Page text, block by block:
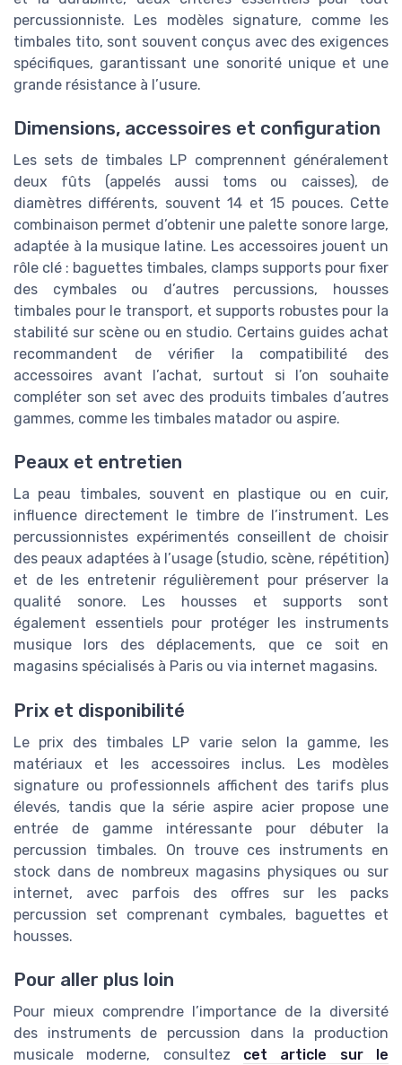
percussionniste. Les modèles signature, comme les
timbales tito, sont souvent conçus avec des exigences
spécifiques, garantissant une sonorité unique et une
grande résistance à l’usure.
Dimensions, accessoires et configuration
Les sets de timbales LP comprennent généralement
deux fûts (appelés aussi toms ou caisses), de
diamètres différents, souvent 14 et 15 pouces. Cette
combinaison permet d’obtenir une palette sonore large,
adaptée à la musique latine. Les accessoires jouent un
rôle clé : baguettes timbales, clamps supports pour fixer
des cymbales ou d’autres percussions, housses
timbales pour le transport, et supports robustes pour la
stabilité sur scène ou en studio. Certains guides achat
recommandent de vérifier la compatibilité des
accessoires avant l’achat, surtout si l’on souhaite
compléter son set avec des produits timbales d’autres
gammes, comme les timbales matador ou aspire.
Peaux et entretien
La peau timbales, souvent en plastique ou en cuir,
influence directement le timbre de l’instrument. Les
percussionnistes expérimentés conseillent de choisir
des peaux adaptées à l’usage (studio, scène, répétition)
et de les entretenir régulièrement pour préserver la
qualité sonore. Les housses et supports sont
également essentiels pour protéger les instruments
musique lors des déplacements, que ce soit en
magasins spécialisés à Paris ou via internet magasins.
Prix et disponibilité
Le prix des timbales LP varie selon la gamme, les
matériaux et les accessoires inclus. Les modèles
signature ou professionnels affichent des tarifs plus
élevés, tandis que la série aspire acier propose une
entrée de gamme intéressante pour débuter la
percussion timbales. On trouve ces instruments en
stock dans de nombreux magasins physiques ou sur
internet, avec parfois des offres sur les packs
percussion set comprenant cymbales, baguettes et
housses.
Pour aller plus loin
Pour mieux comprendre l’importance de la diversité
des instruments de percussion dans la production
musicale moderne, consultez cet article sur le